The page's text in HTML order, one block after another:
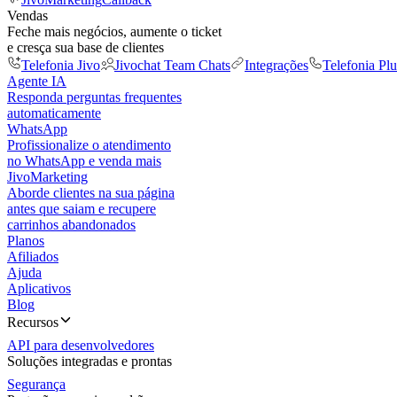
Vendas
Feche mais negócios, aumente o ticket
e cresça sua base de clientes
Telefonia Jivo
Jivochat Team Chats Integrações Telefonia
Agente IA
Responda perguntas frequentes
automaticamente
WhatsApp
Profissionalize o atendimento
no WhatsApp e venda mais
JivoMarketing
Aborde clientes na sua página
antes que saiam e recupere
carrinhos abandonados
Planos
Afiliados
Ajuda
Aplicativos
Blog
Recursos
API para desenvolvedores
Soluções integradas e prontas
Segurança